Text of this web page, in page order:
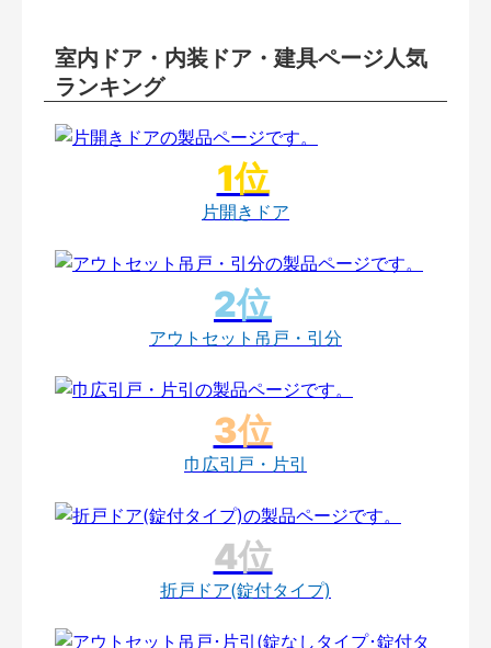
室内ドア・内装ドア・建具ページ人気
ランキング
片開きドア
アウトセット吊戸・引分
巾広引戸・片引
折戸ドア(錠付タイプ)